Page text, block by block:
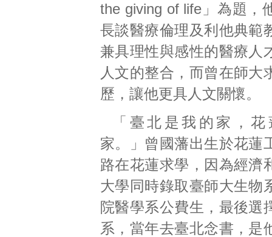
the giving of life」為題，
長談醫療倫理及利他典範
兼具理性與感性的醫療人
人文的整合，而曾在師大
歷，讓他更具人文關懷。
「臺北是我的家，
家。」曾國藩出生於花蓮
路在花蓮求學，因為經濟
大學同時錄取臺師大生物
院醫學系公費生，最後選
系，當年去臺北念書，是